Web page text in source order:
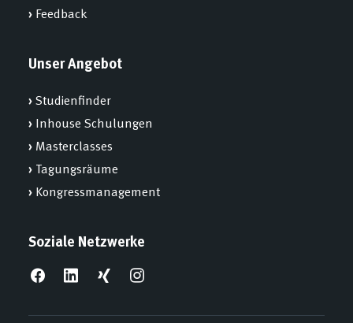
› Feedback
Unser Angebot
›Studienfinder
› Inhouse Schulungen
› Masterclasses
› Tagungsräume
› Kongressmanagement
Soziale Netzwerke